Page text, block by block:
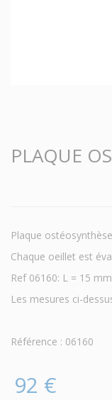
PLAQUE
Plaque
Chaque oeillet est
Ref 06160: L = 15
Les mesures ci-
Référence : 06160
92 €